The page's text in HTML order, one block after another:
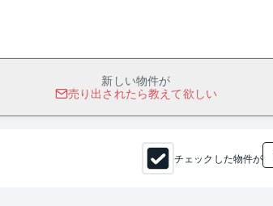
新しい物件が
売り出されたら教えて欲しい
チェックした物件が